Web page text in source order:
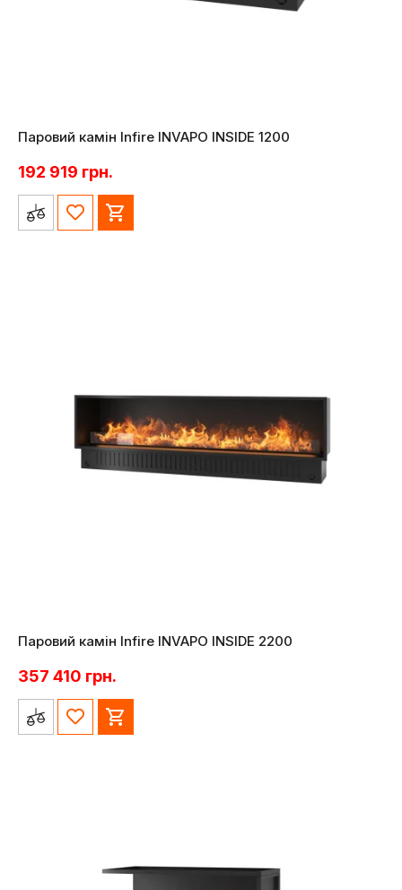
Паровий камін Infire INVAPO INSIDE 1200
192 919 грн.
Паровий камін Infire INVAPO INSIDE 2200
357 410 грн.